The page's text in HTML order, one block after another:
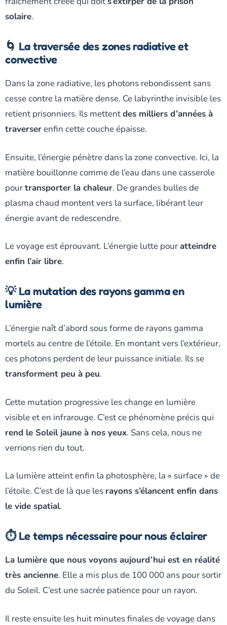
solaire.
🌀 La traversée des zones radiative et
convective
Dans la zone radiative, les photons rebondissent sans
cesse contre la matière dense. Ce labyrinthe invisible les
retient prisonniers. Ils mettentdes milliers d’années à
traverserenfin cette couche épaisse.
Ensuite, l’énergie pénètre dans la zone convective. Ici, la
matière bouillonne comme de l’eau dans une casserole
pourtransporter la chaleur. De grandes bulles de
plasma chaud montent vers la surface, libérant leur
énergie avant de redescendre.
Le voyage est éprouvant. L’énergie lutte pouratteindre
enfin l’air libre.
💡 La mutation des rayons gamma en
lumière
L’énergie naît d’abord sous forme de rayons gamma
mortels au centre de l’étoile. En montant vers l’extérieur,
ces photons perdent de leur puissance initiale. Ils se
transforment peu à peu.
Cette mutation progressive les change en lumière
visible et en infrarouge. C’est ce phénomène précis qui
rend le Soleil jaune à nos yeux. Sans cela, nous ne
verrions rien du tout.
La lumière atteint enfin la photosphère, la « surface » de
l’étoile. C’est de là que les rayons s’élancent enfin dans
le vide spatial.
⏱️ Le temps nécessaire pour nous éclairer
La lumière que nous voyons aujourd’hui est en réalité
très ancienne. Elle a mis plus de 100 000 ans pour sortir
du Soleil. C’est une sacrée patience pour un rayon.
Il reste ensuite les huit minutes finales de voyage dans